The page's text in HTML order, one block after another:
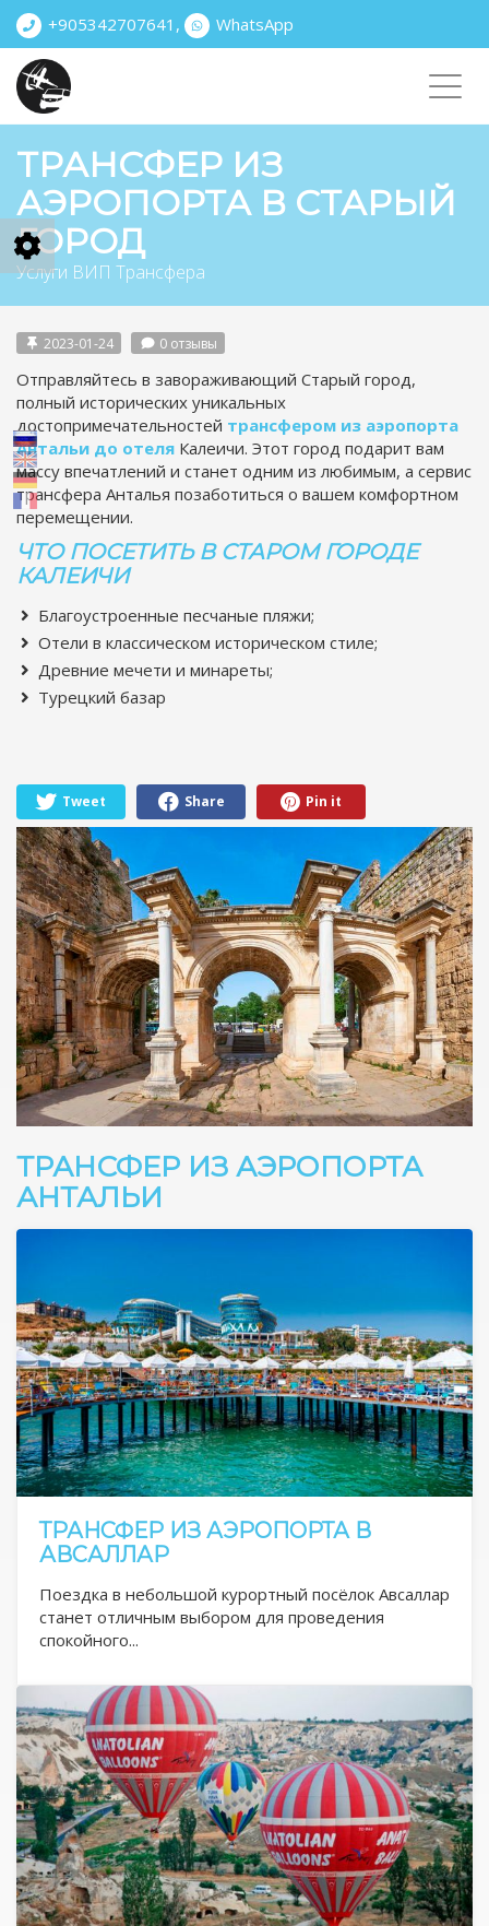
+905342707641 , WhatsApp
ТРАНСФЕР ИЗ
АЭРОПОРТА В СТАРЫЙ
ГОРОД
Услуги ВИП Трансфера
2023-01-24 0 отзывы
Отправляйтесь в завораживающий Старый город,
полный исторических уникальных
достопримечательностей трансфером из аэропорта
Антальи до отеля Калеичи. Этот город подарит вам
массу впечатлений и станет одним из любимым, а сервис
трансфера Анталья позаботиться о вашем комфортном
перемещении.
ЧТО ПОСЕТИТЬ В СТАРОМ ГОРОДЕ
КАЛЕИЧИ
Благоустроенные песчаные пляжи;
Отели в классическом историческом стиле;
Древние мечети и минареты;
Турецкий базар
Tweet Share Pin it
ТРАНСФЕР ИЗ АЭРОПОРТА
АНТАЛЬИ
ТРАНСФЕР ИЗ АЭРОПОРТА В
АВСАЛЛАР
Поездка в небольшой курортный посёлок Авсаллар
станет отличным выбором для проведения
спокойного...